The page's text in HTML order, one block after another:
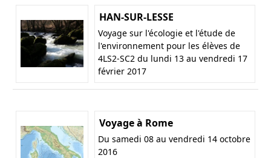
HAN-SUR-LESSE
Voyage sur l'écologie et l'étude de
l'environnement pour les élèves de
4LS2-SC2 du lundi 13 au vendredi 17
février 2017
Voyage à Rome
Du samedi 08 au vendredi 14 octobre
2016